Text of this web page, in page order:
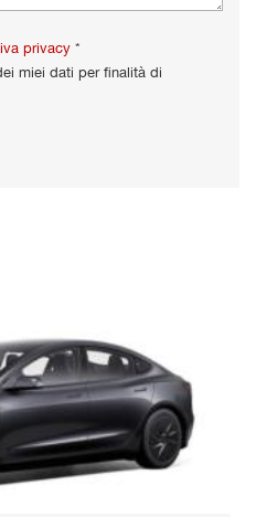
privacy *
miei dati per finalità di